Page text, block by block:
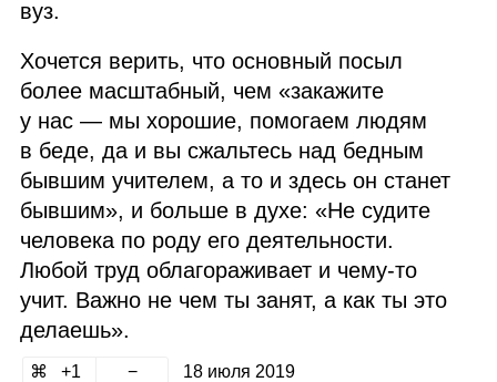
вуз.
Хочется верить, что основный посыл
более масштабный, чем «закажите
у нас — мы хорошие, помогаем людям
в беде, да и вы сжальтесь над бедным
бывшим учителем, а то и здесь он станет
бывшим», и больше в духе: «Не судите
человека по роду его деятельности.
Любой труд облагораживает и чему‑то
учит. Важно не чем ты занят, а как ты это
делаешь».
1 18 июля 2019